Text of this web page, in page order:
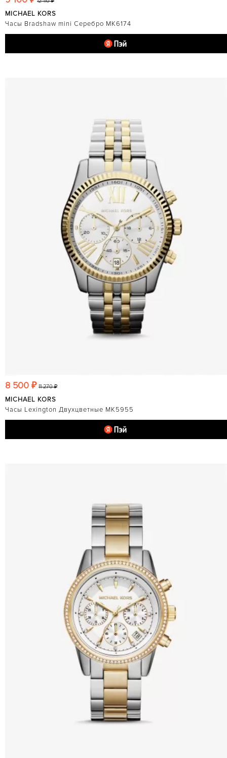
MICHAEL KORS
Часы Bradshaw mini Серебро MK6174
8 500 ₽ 11 270 ₽
MICHAEL KORS
Часы Lexington Двухцветные MK5955